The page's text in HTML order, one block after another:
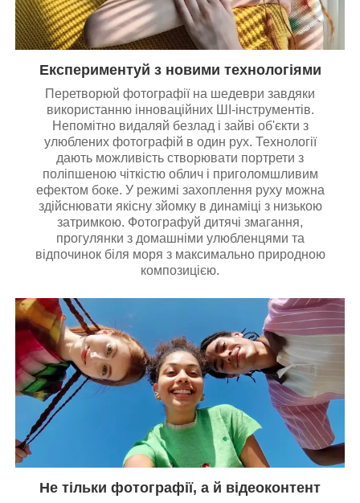
Експериментуй з новими технологіями
Перетворюй фотографії на шедеври завдяки
використанню інноваційних ШІ-інструментів.
Непомітно видаляй безлад і зайві об'єкти з
улюблених фотографій в один рух. Технології
дають можливість створювати портрети з
поліпшеною чіткістю облич і приголомшливим
ефектом боке. У режимі захоплення руху можна
здійснювати якісну зйомку в динаміці з низькою
затримкою. Фотографуй дитячі змагання,
прогулянки з домашніми улюбленцями та
відпочинок біля моря з максимально природною
композицією.
Не тільки фотографії, а й відеоконтент